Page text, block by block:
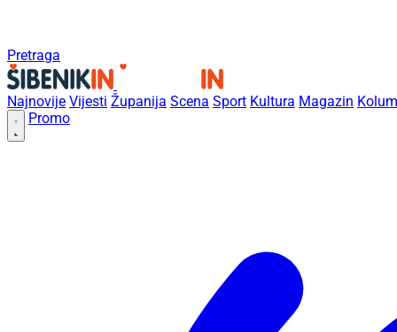
Pretraga
Najnovije Vijesti Županija Scena Sport Kultura Magazin
Promo